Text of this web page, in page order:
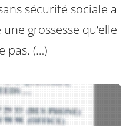
sécurité sociale a
grossesse qu’elle
pas. (…)